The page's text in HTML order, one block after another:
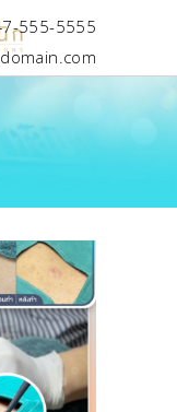
555-5555